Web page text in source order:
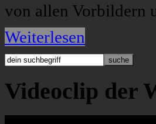
von allen Vorbildern
Weiterlesen
Videoclip der